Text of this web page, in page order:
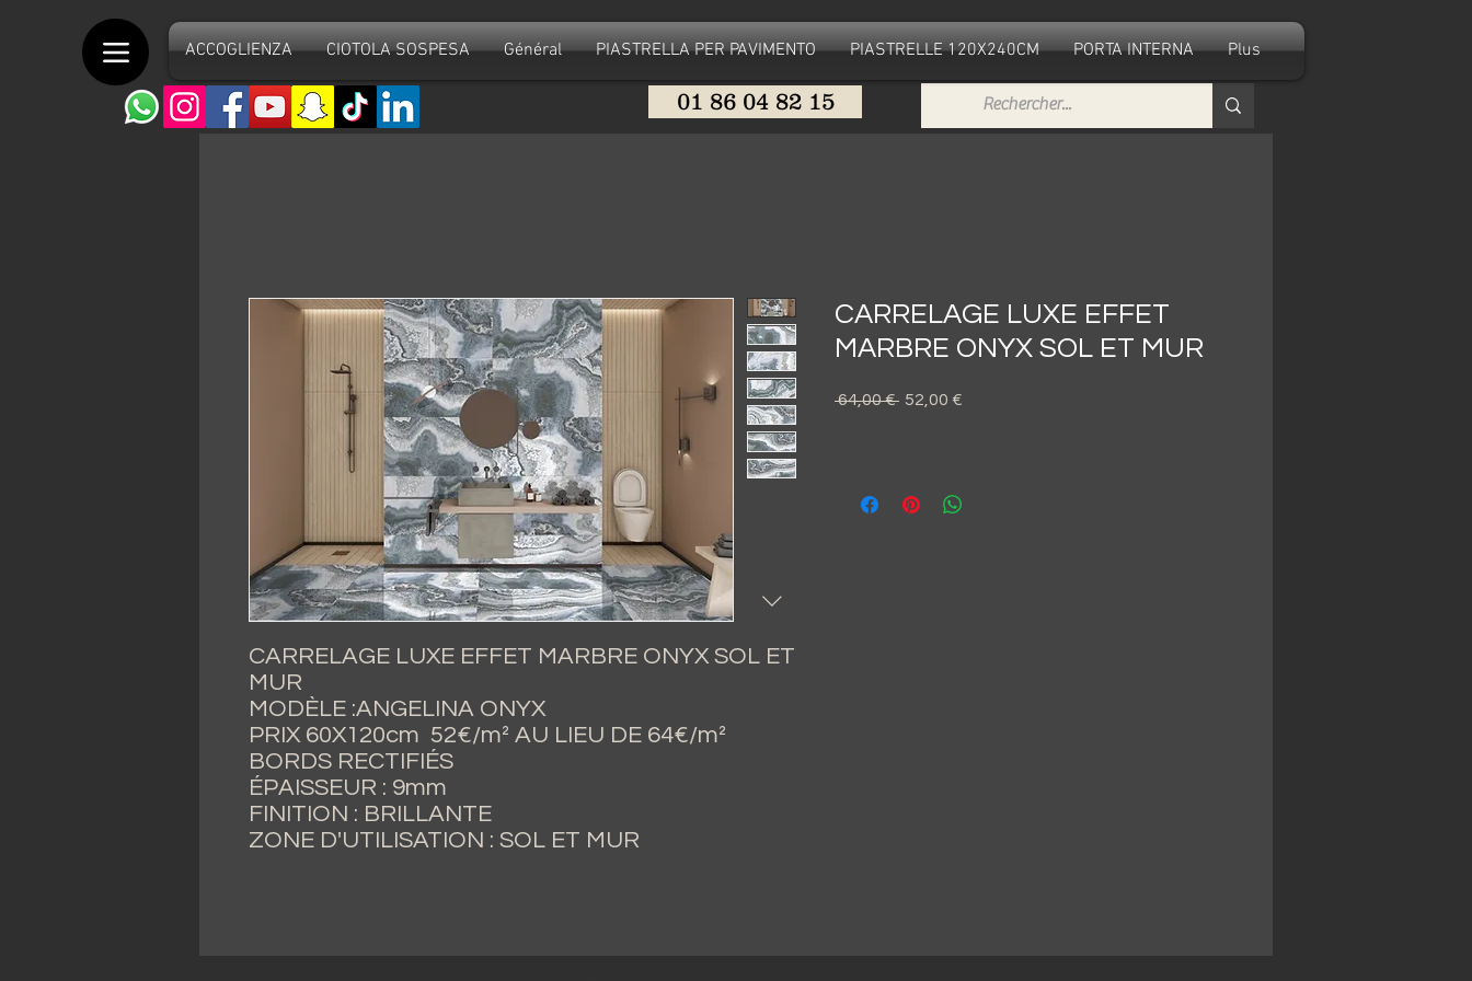
ACCOGLIENZA CIOTOLA SOSPESA Général PIASTRELLA PER PAVIMENTO PIASTRELLE 120X240CM PORTA INTERNA Plus
01 86 04 82 15
CARRELAGE LUXE EFFET MARBRE ONYX SOL ET
MUR
MODÈLE :ANGELINA ONYX
PRIX 60X120cm 52€/m² AU LIEU DE 64€/m²
BORDS RECTIFIÉS
ÉPAISSEUR : 9mm
FINITION : BRILLANTE
ZONE D'UTILISATION : SOL ET MUR
CARRELAGE LUXE EFFET
MARBRE ONYX SOL ET MUR
64,00 € Prezzo
52,00 €